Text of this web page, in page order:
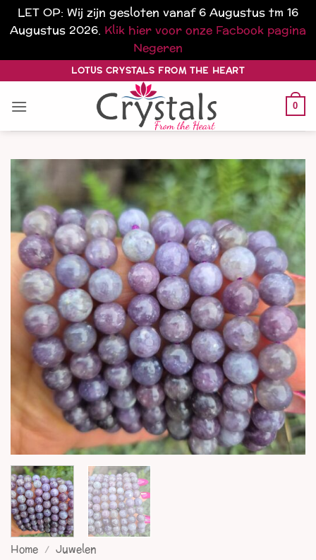
LET OP: Wij zijn gesloten vanaf 6 Augustus tm 16
Augustus 2026. Klik hier voor onze Facbook pagina
Negeren
naar
inhoud
LOTUS CRYSTALS FROM THE HEART
0
Home / Juwelen